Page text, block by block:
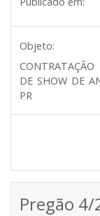
Objeto:
CONTRATAÇÃO
DE SHOW DE
PR
Pregão 4/